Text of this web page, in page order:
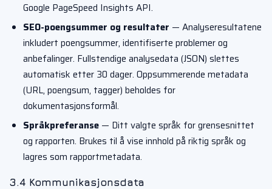
Google PageSpeed Insights API.
SEO-poengsummer og resultater — Analyseresultatene
inkludert poengsummer, identifiserte problemer og
anbefalinger. Fullstendige analysedata (JSON) slettes
automatisk etter 30 dager. Oppsummerende metadata
(URL, poengsum, tagger) beholdes for
dokumentasjonsformål.
Språkpreferanse — Ditt valgte språk for grensesnittet
og rapporten. Brukes til å vise innhold på riktig språk og
lagres som rapportmetadata.
3.4 Kommunikasjonsdata